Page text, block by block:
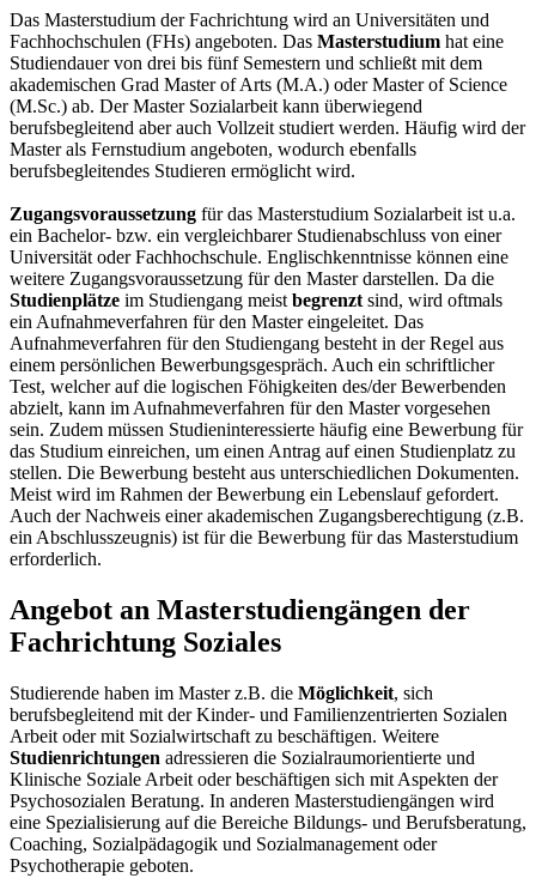
Das Masterstudium der Fachrichtung wird an Universitäten und
Fachhochschulen (FHs) angeboten. Das Masterstudium hat eine
Studiendauer von drei bis fünf Semestern und schließt mit dem
akademischen Grad Master of Arts (M.A.) oder Master of Science
(M.Sc.) ab. Der Master Sozialarbeit kann überwiegend
berufsbegleitend aber auch Vollzeit studiert werden. Häufig wird der
Master als Fernstudium angeboten, wodurch ebenfalls
berufsbegleitendes Studieren ermöglicht wird.
Zugangsvoraussetzung für das Masterstudium Sozialarbeit ist u.a.
ein Bachelor- bzw. ein vergleichbarer Studienabschluss von einer
Universität oder Fachhochschule. Englischkenntnisse können eine
weitere Zugangsvoraussetzung für den Master darstellen. Da die
Studienplätze im Studiengang meist begrenzt sind, wird oftmals
ein Aufnahmeverfahren für den Master eingeleitet. Das
Aufnahmeverfahren für den Studiengang besteht in der Regel aus
einem persönlichen Bewerbungsgespräch. Auch ein schriftlicher
Test, welcher auf die logischen Föhigkeiten des/der Bewerbenden
abzielt, kann im Aufnahmeverfahren für den Master vorgesehen
sein. Zudem müssen Studieninteressierte häufig eine Bewerbung für
das Studium einreichen, um einen Antrag auf einen Studienplatz zu
stellen. Die Bewerbung besteht aus unterschiedlichen Dokumenten.
Meist wird im Rahmen der Bewerbung ein Lebenslauf gefordert.
Auch der Nachweis einer akademischen Zugangsberechtigung (z.B.
ein Abschlusszeugnis) ist für die Bewerbung für das Masterstudium
erforderlich.
Angebot an Masterstudiengängen der
Fachrichtung Soziales
Studierende haben im Master z.B. die Möglichkeit, sich
berufsbegleitend mit der Kinder- und Familienzentrierten Sozialen
Arbeit oder mit Sozialwirtschaft zu beschäftigen. Weitere
Studienrichtungen adressieren die Sozialraumorientierte und
Klinische Soziale Arbeit oder beschäftigen sich mit Aspekten der
Psychosozialen Beratung. In anderen Masterstudiengängen wird
eine Spezialisierung auf die Bereiche Bildungs- und Berufsberatung,
Coaching, Sozialpädagogik und Sozialmanagement oder
Psychotherapie geboten.